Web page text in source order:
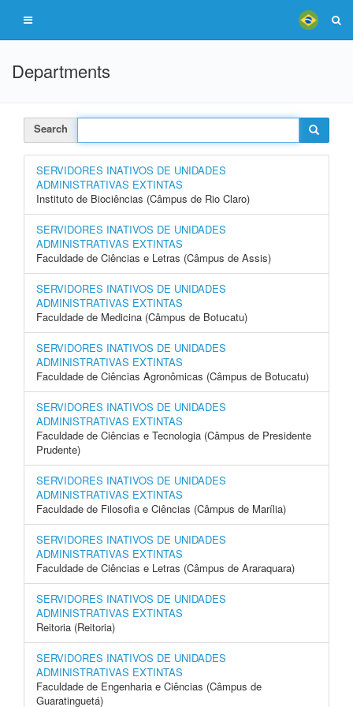
Departments
Search
SERVIDORES INATIVOS DE UNIDADES
ADMINISTRATIVAS EXTINTAS
Instituto de Biociências (Câmpus de Rio Claro)
SERVIDORES INATIVOS DE UNIDADES
ADMINISTRATIVAS EXTINTAS
Faculdade de Ciências e Letras (Câmpus de Assis)
SERVIDORES INATIVOS DE UNIDADES
ADMINISTRATIVAS EXTINTAS
Faculdade de Medicina (Câmpus de Botucatu)
SERVIDORES INATIVOS DE UNIDADES
ADMINISTRATIVAS EXTINTAS
Faculdade de Ciências Agronômicas (Câmpus de Botucatu)
SERVIDORES INATIVOS DE UNIDADES
ADMINISTRATIVAS EXTINTAS
Faculdade de Ciências e Tecnologia (Câmpus de Presidente
Prudente)
SERVIDORES INATIVOS DE UNIDADES
ADMINISTRATIVAS EXTINTAS
Faculdade de Filosofia e Ciências (Câmpus de Marília)
SERVIDORES INATIVOS DE UNIDADES
ADMINISTRATIVAS EXTINTAS
Faculdade de Ciências e Letras (Câmpus de Araraquara)
SERVIDORES INATIVOS DE UNIDADES
ADMINISTRATIVAS EXTINTAS
Reitoria (Reitoria)
SERVIDORES INATIVOS DE UNIDADES
ADMINISTRATIVAS EXTINTAS
Faculdade de Engenharia e Ciências (Câmpus de
Guaratinguetá)